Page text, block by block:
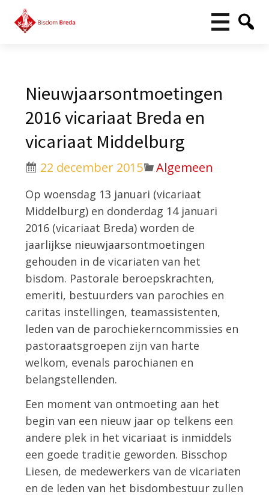
Nieuwjaarsontmoetingen
2016 vicariaat Breda en
vicariaat Middelburg
22 december 2015 Algemeen
Op woensdag 13 januari (vicariaat
Middelburg) en donderdag 14 januari
2016 (vicariaat Breda) worden de
jaarlijkse nieuwjaarsontmoetingen
gehouden in de vicariaten van het
bisdom. Pastorale beroepskrachten,
emeriti, bestuurders van parochies en
caritas instellingen, teamassistenten,
leden van de parochiekerncommissies en
pastoraatsgroepen zijn van harte
welkom, evenals parochianen en
belangstellenden.
Een moment van ontmoeting aan het
begin van een nieuw jaar op telkens een
andere plek in het vicariaat is inmiddels
een goede traditie geworden. Bisschop
Liesen, de medewerkers van de vicariaten
en de leden van het bisdombestuur zullen